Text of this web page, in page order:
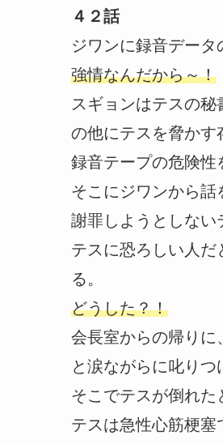
４２話
ジワンに録音データ
強情なんだから～！
スギョンはテスの
の他にテスを脅かす
録音テープの危険性
そこにジワンから
謝罪しようとしない
テスに恐ろしい人
る。
どうした？！
会長室からの帰りに
と涙ながらに叱りつ
そこでテスが倒れた
テスは急性心筋梗